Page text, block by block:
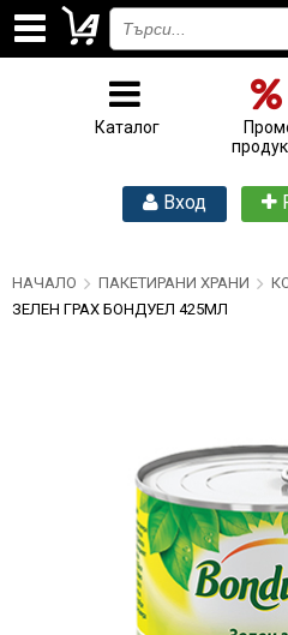
Каталог
Вход
НАЧАЛО ПАКЕТИРАНИ ХРАНИ
ЗЕЛЕН ГРАХ БОНДУЕЛ 425МЛ